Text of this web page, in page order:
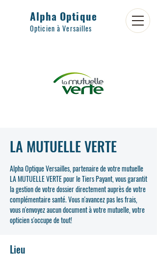
Alpha Optique
Opticien à Versailles
LA MUTUELLE VERTE
Alpha Optique Versailles, partenaire de votre mutuelle
LA MUTUELLE VERTE pour le Tiers Payant, vous garantit
la gestion de votre dossier directement auprès de votre
complémentaire santé. Vous n'avancez pas les frais,
vous n'envoyez aucun document à votre mutuelle, votre
opticien s'occupe de tout!
Lieu